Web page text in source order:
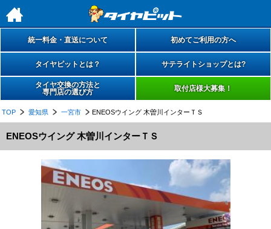
h
統一料金・直送について 初めてご利用の方へ
タイヤピットとは？ サテライトショップとは?
タイヤ交換の方法と
専門店の選び方
取付店様大募集！
TOP 愛知県 一宮市 ENEOSウイング 木曽川インターＴＳ
ENEOSウイング 木曽川インターＴＳ